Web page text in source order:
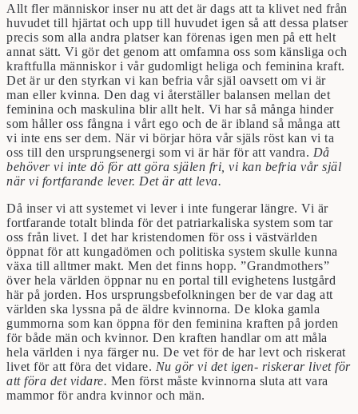
Allt fler människor inser nu att det är dags att ta klivet ned från
huvudet till hjärtat och upp till huvudet igen så att dessa platser
precis som alla andra platser kan förenas igen men på ett helt
annat sätt. Vi gör det genom att omfamna oss som känsliga och
kraftfulla människor i vår gudomligt heliga och feminina kraft.
Det är ur den styrkan vi kan befria vår själ oavsett om vi är
man eller kvinna. Den dag vi återställer balansen mellan det
feminina och maskulina blir allt helt. Vi har så många hinder
som håller oss fångna i vårt ego och de är ibland så många att
vi inte ens ser dem. När vi börjar höra vår själs röst kan vi ta
oss till den ursprungsenergi som vi är här för att vandra. Då
behöver vi inte dö för att göra själen fri, vi kan befria vår själ
när vi fortfarande lever. Det är att leva.
Då inser vi att systemet vi lever i inte fungerar längre. Vi är
fortfarande totalt blinda för det patriarkaliska system som tar
oss från livet. I det har kristendomen för oss i västvärlden
öppnat för att kungadömen och politiska system skulle kunna
växa till alltmer makt. Men det finns hopp. ”Grandmothers”
över hela världen öppnar nu en portal till evighetens lustgård
här på jorden. Hos ursprungsbefolkningen ber de var dag att
världen ska lyssna på de äldre kvinnorna. De kloka gamla
gummorna som kan öppna för den feminina kraften på jorden
för både män och kvinnor. Den kraften handlar om att måla
hela världen i nya färger nu. De vet för de har levt och riskerat
livet för att föra det vidare. Nu gör vi det igen- riskerar livet för
att föra det vidare. Men först måste kvinnorna sluta att vara
mammor för andra kvinnor och män.